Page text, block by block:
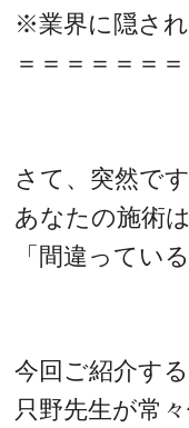
※業界に隠さ
＝＝＝＝＝＝
さて、突然です
あなたの施術
「間違ってい
今回ご紹介す
只野先生が常